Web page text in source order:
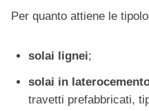
Per quanto attiene le
solai lignei;
solai in
travetti prefabbricati,